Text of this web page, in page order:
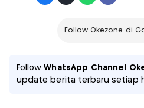
Follow Okezone di
FollowWhatsApp Channel
update berita terbaru setiap